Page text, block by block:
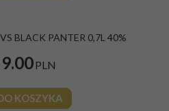
BLACK PANTER 0,7L 40%
PLN
KOSZYKA